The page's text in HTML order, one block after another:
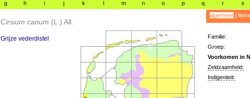
g h i j k l m n o p q r s
Cirsium canum (L.) All.
Grijze vederdistel
algemeen|
Familie:
Groep:
Voorkomen in
Zeldzaamheid:
Indigeniteit: